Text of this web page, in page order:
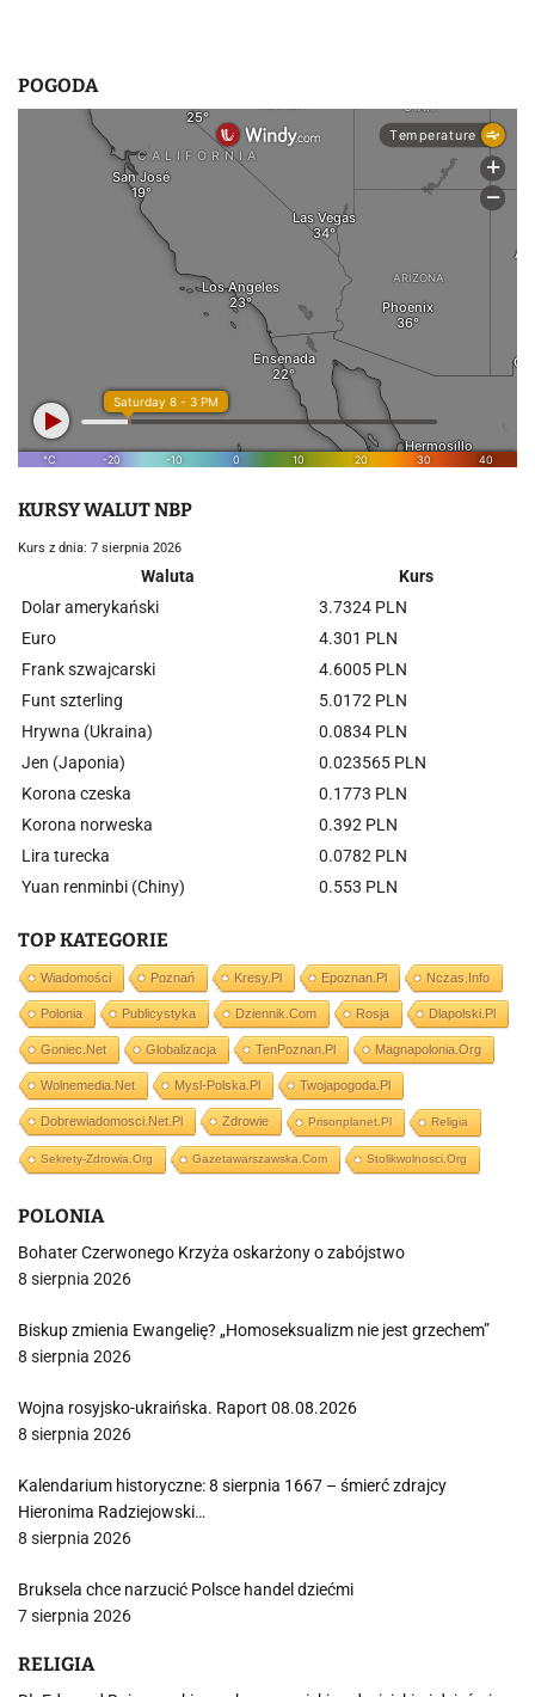
POGODA
KURSY WALUT NBP
Kurs z dnia: 7 sierpnia 2026
Waluta
Kurs
Dolar amerykański
3.7324 PLN
Euro
4.301 PLN
Frank szwajcarski
4.6005 PLN
Funt szterling
5.0172 PLN
Hrywna (Ukraina)
0.0834 PLN
Jen (Japonia)
0.023565 PLN
Korona czeska
0.1773 PLN
Korona norweska
0.392 PLN
Lira turecka
0.0782 PLN
Yuan renminbi (Chiny)
0.553 PLN
TOP KATEGORIE
Wiadomości Poznań Kresy.pl Epoznan.pl Nczas.info
Polonia Publicystyka Dziennik.com Rosja Dlapolski.pl
Goniec.net Globalizacja TenPoznan.pl Magnapolonia.org
Wolnemedia.net Mysl-Polska.pl Twojapogoda.pl
Dobrewiadomosci.net.pl Zdrowie Prisonplanet.pl Religia
Sekrety-Zdrowia.org Gazetawarszawska.com Stolikwolnosci.org
POLONIA
Bohater Czerwonego Krzyża oskarżony o zabójstwo
8 sierpnia 2026
Biskup zmienia Ewangelię? „Homoseksualizm nie jest grzechem”
8 sierpnia 2026
Wojna rosyjsko-ukraińska. Raport 08.08.2026
8 sierpnia 2026
Kalendarium historyczne: 8 sierpnia 1667 – śmierć zdrajcy
Hieronima Radziejowski…
8 sierpnia 2026
Bruksela chce narzucić Polsce handel dziećmi
7 sierpnia 2026
RELIGIA